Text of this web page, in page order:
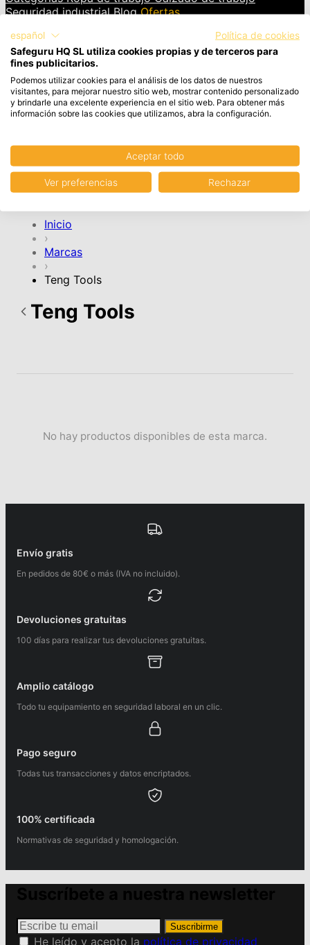
Seguridad industrial Blog Ofertas
INICIAR SESIÓN
Cesta
Artículos en el carrito, Ver carrito
Tu cesta de la compra está vacía.
CONTINUAR COMPRA
Inicio
›
Marcas
›
Teng Tools
Teng Tools
No hay productos disponibles de esta marca.
Envío gratis
En pedidos de 80€ o más (IVA no incluido).
Devoluciones gratuitas
100 días para realizar tus devoluciones gratuitas.
Amplio catálogo
Todo tu equipamiento en seguridad laboral en un clic.
Pago seguro
Todas tus transacciones y datos encriptados.
100% certificada
Normativas de seguridad y homologación.
Suscribirme
He leído y acepto la política de privacidad
español
Política de cookies
Safeguru HQ SL utiliza cookies propias y de terceros para
fines publicitarios.
Podemos utilizar cookies para el análisis de los datos de nuestros
visitantes, para mejorar nuestro sitio web, mostrar contenido personalizado
y brindarle una excelente experiencia en el sitio web. Para obtener más
información sobre las cookies que utilizamos, abra la configuración.
Aceptar todo
Ver preferencias Rechazar